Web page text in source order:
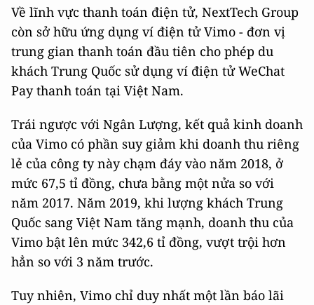
Về lĩnh vực thanh toán điện tử, NextTech Group
còn sở hữu ứng dụng ví điện tử Vimo - đơn vị
trung gian thanh toán đầu tiên cho phép du
khách Trung Quốc sử dụng ví điện tử WeChat
Pay thanh toán tại Việt Nam.
Trái ngược với Ngân Lượng, kết quả kinh doanh
của Vimo có phần suy giảm khi doanh thu riêng
lẻ của công ty này chạm đáy vào năm 2018, ở
mức 67,5 tỉ đồng, chưa bằng một nửa so với
năm 2017. Năm 2019, khi lượng khách Trung
Quốc sang Việt Nam tăng mạnh, doanh thu của
Vimo bật lên mức 342,6 tỉ đồng, vượt trội hơn
hẳn so với 3 năm trước.
Tuy nhiên, Vimo chỉ duy nhất một lần báo lãi